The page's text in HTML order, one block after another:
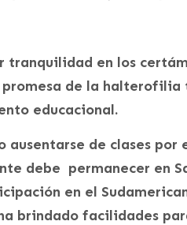
tranquilidad en los
de la halterofilia
educacional.
ausentarse de clases por
debe permanecer en
en el
brindado facilidades